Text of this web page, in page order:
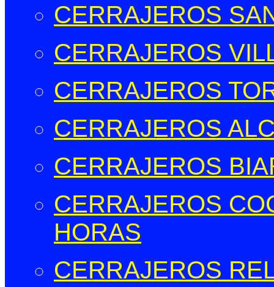
CERRAJEROS
CERRAJEROS
CERRAJEROS
CERRAJEROS
CERRAJEROS
CERRAJEROS
HORAS
CERRAJEROS